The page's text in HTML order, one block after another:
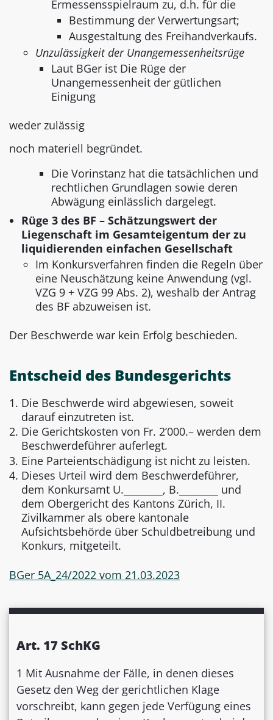
Ermessensspielraum zu, d.h. für die
Bestimmung der Verwertungsart;
Ausgestaltung des Freihandverkaufs.
Unzulässigkeit der Unangemessenheitsrüge
Laut BGer ist Die Rüge der
Unangemessenheit der gütlichen
Einigung
weder zulässig
noch materiell begründet.
Die Vorinstanz hat die tatsächlichen und
rechtlichen Grundlagen sowie deren
Abwägung einlässlich dargelegt.
Rüge 3 des BF – Schätzungswert der
Liegenschaft im Gesamteigentum der zu
liquidierenden einfachen Gesellschaft
Im Konkursverfahren finden die Regeln über
eine Neuschätzung keine Anwendung (vgl.
VZG 9 + VZG 99 Abs. 2), weshalb der Antrag
des BF abzuweisen ist.
Der Beschwerde war kein Erfolg beschieden.
Entscheid des Bundesgerichts
Die Beschwerde wird abgewiesen, soweit
darauf einzutreten ist.
Die Gerichtskosten von Fr. 2’000.– werden dem
Beschwerdeführer auferlegt.
Eine Parteientschädigung ist nicht zu leisten.
Dieses Urteil wird dem Beschwerdeführer,
dem Konkursamt U.________, B.________ und
dem Obergericht des Kantons Zürich, II.
Zivilkammer als obere kantonale
Aufsichtsbehörde über Schuldbetreibung und
Konkurs, mitgeteilt.
BGer 5A_24/2022 vom 21.03.2023
Art. 17 SchKG
1 Mit Ausnahme der Fälle, in denen dieses
Gesetz den Weg der gerichtlichen Klage
vorschreibt, kann gegen jede Verfügung eines